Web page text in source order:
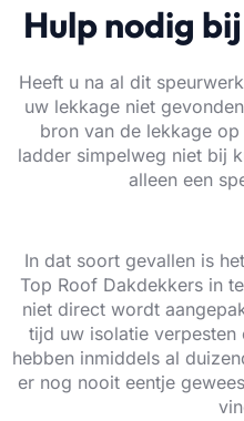
Hulp nodig
Heeft u na al dit
uw lekkage niet
bron van de lekkage
ladder simpelweg niet bij
alleen een
In dat soort gevallen is
Top Roof Dakdekkers in
niet direct wordt
tijd uw isolatie
hebben inmiddels al
er nog nooit eentje